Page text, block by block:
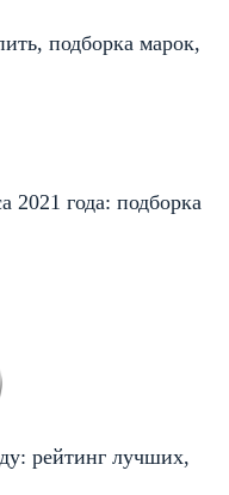
подборка марок,
2021 года: подборка
рейтинг лучших,